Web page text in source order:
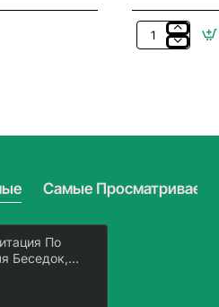
Глухая
Самые
По
Беседок,